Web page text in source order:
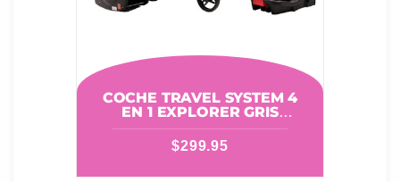
COCHE TRAVEL SYSTEM 4
EN 1 EXPLORER GRIS
CUTEBABIES 11017102
$299.95